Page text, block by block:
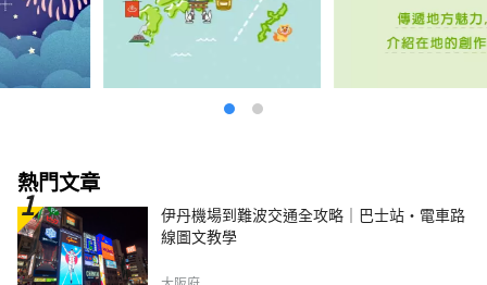
熱門文章
伊丹機場到難波交通全攻略｜巴士站・電車路
線圖文教學